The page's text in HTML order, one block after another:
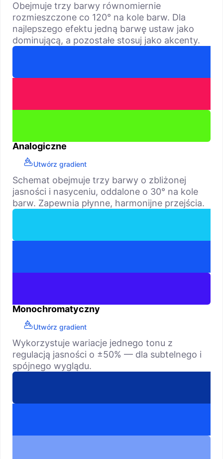
Obejmuje trzy barwy równomiernie
rozmieszczone co 120° na kole barw. Dla
najlepszego efektu jedną barwę ustaw jako
dominującą, a pozostałe stosuj jako akcenty.
Analogiczne
Utwórz gradient
Schemat obejmuje trzy barwy o zbliżonej
jasności i nasyceniu, oddalone o 30° na kole
barw. Zapewnia płynne, harmonijne przejścia.
Monochromatyczny
Utwórz gradient
Wykorzystuje wariacje jednego tonu z
regulacją jasności o ±50% — dla subtelnego i
spójnego wyglądu.